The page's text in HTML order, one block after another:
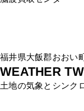
福井県大飯郡おおい
WEATHER
土地の気象とシンク